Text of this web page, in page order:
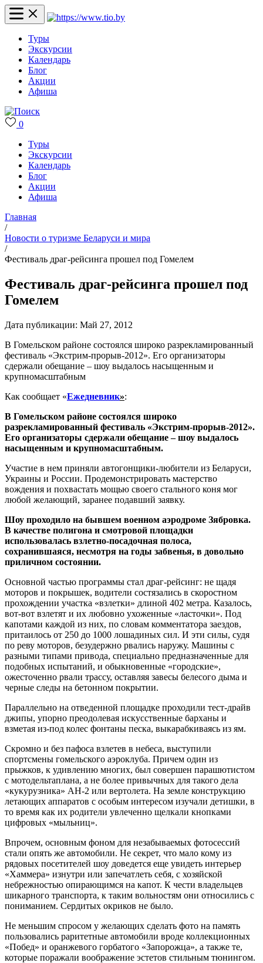
Туры
Экскурсии
Календарь
Блог
Акции
Афиша
0
Туры
Экскурсии
Календарь
Блог
Акции
Афиша
Главная
/
Новости о туризме Беларуси и мира
/
Фестиваль драг-рейсинга прошел под Гомелем
Фестиваль драг-рейсинга прошел под
Гомелем
Дата публикации: Май 27, 2012
В Гомельском районе состоялся широко разрекламированный
фестиваль «Экстрим-прорыв-2012». Его организаторы
сдержали обещание – шоу выдалось насыщенным и
крупномасштабным
Как сообщает «Ежедневник»:
В Гомельском районе состоялся широко
разрекламированный фестиваль «Экстрим-прорыв-2012».
Его организаторы сдержали обещание – шоу выдалось
насыщенным и крупномасштабным.
Участие в нем приняли автогонщики-любители из Беларуси,
Украины и России. Продемонстрировать мастерство
вождения и похвастать мощью своего стального коня мог
любой желающий, заранее подавший заявку.
Шоу проходило на бывшем военном аэродроме Зябровка.
В качестве полигона и смотровой площадки
использовалась взлетно-посадочная полоса,
сохранившаяся, несмотря на годы забвенья, в довольно
приличном состоянии.
Основной частью программы стал драг-рейсинг: не щадя
моторов и покрышек, водители состязались в скоростном
прохождении участка «взлетки» длиной 402 метра. Казалось,
вот-вот взлетят и их любовно ухоженные «ласточки». Под
капотами каждой из них, по словам комментатора заездов,
притаилось от 250 до 1000 лошадиных сил. И эти силы, судя
по реву моторов, безудержно рвались наружу. Машины с
разными типами привода, специально предназначенные для
подобных испытаний, и обыкновенные «городские»,
ожесточенно рвали трассу, оставляя завесы белесого дыма и
черные следы на бетонном покрытии.
Параллельно на отведенной площадке проходили тест-драйв
джипы, упорно преодолевая искусственные барханы и
взметая из-под колес фонтаны песка, выкарабкиваясь из ям.
Скромно и без пафоса взлетев в небеса, выступили
спортсмены гомельского аэроклуба. Причем один из
прыжков, к удивлению многих, был совершен парашютистом
с мотодельтаплана, а не более привычных для такого дела
«кукурузника» АН-2 или вертолета. На земле конструкцию
летающих аппаратов с особым интересом изучали детишки, в
то время как их родители увлеченно щелкали кнопками
цифровых «мыльниц».
Впрочем, основным фоном для незабываемых фотосессий
стали опять же автомобили. Не секрет, что мало кому из
рядовых посетителей шоу доведется еще увидеть интерьер
«Хаммера» изнутри или запечатлеть себя, с хозяйской
небрежностью опирающимся на капот. К чести владельцев
шикарного транспорта, к таким вольностям они относились с
пониманием. Сердитых окриков не было.
Не меньшим спросом у желающих сделать фото на память
пользовались раритетные автомобили вроде коллекционных
«Побед» и оранжевого горбатого «Запорожца», а также те,
которые поражали воображение эстетов стильным тюнингом.